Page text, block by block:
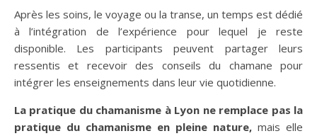
Après les soins, le voyage ou la transe, un temps est dédié
à l’intégration de l’expérience pour lequel je reste
disponible. Les participants peuvent partager leurs
ressentis et recevoir des conseils du chamane pour
intégrer les enseignements dans leur vie quotidienne.
La pratique du chamanisme à Lyon ne remplace pas la
pratique du chamanisme en pleine nature, mais elle